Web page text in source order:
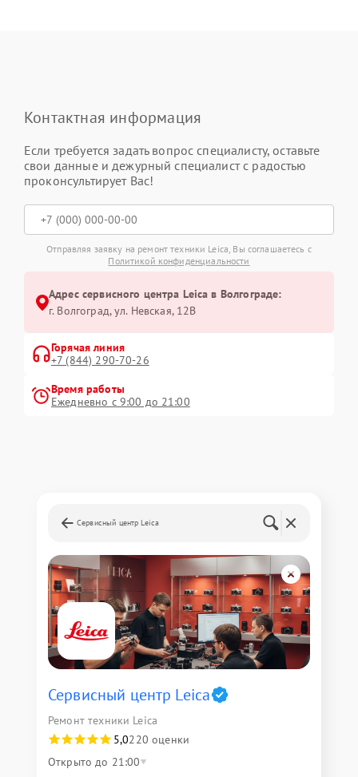
Контактная информация
Если требуется задать вопрос специалисту, оставьте
свои данные и дежурный специалист с радостью
проконсультирует Вас!
Отправляя заявку на ремонт техники Leica, Вы соглашаетесь с
Политикой конфиденциальности
Адрес сервисного центра Leica в Волгограде:
г. Волгоград, ул. Невская, 12В
Горячая линия
+7 (844) 290-70-26
Время работы
Ежедневно с 9:00 до 21:00
Сервисный центр Leica
Сервисный центр Leica
Ремонт техники Leica
5,0220 оценки
Открыто до 21:00